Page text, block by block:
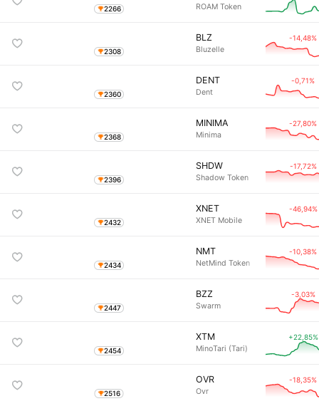
2266 ROAM Token
2308
BLZ
Bluzelle
-14,48%
2360
DENT
Dent
-0,71%
2368
MINIMA
Minima
-27,80%
2396
SHDW
Shadow Token
-17,72%
2432
XNET
XNET Mobile
-46,94%
2434
NMT
NetMind Token
-10,38%
2447
BZZ
Swarm
-3,03%
2454
XTM
MinoTari (Tari)
+22,85%
2516
OVR
Ovr
-18,35%